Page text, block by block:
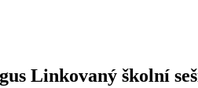
Linkovaný školní